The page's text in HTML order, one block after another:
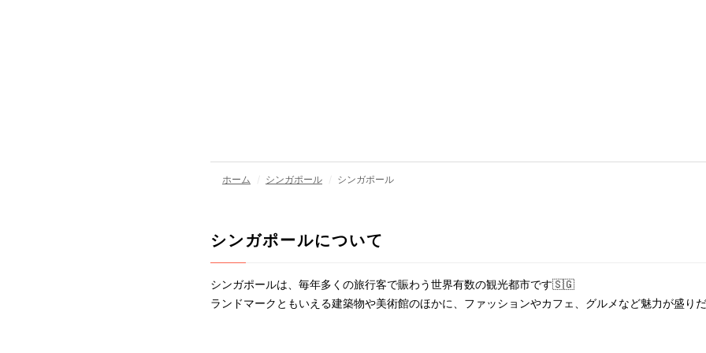
ホーム シンガポール シンガポール
シンガポールについて
シンガポールは、毎年多くの旅行客で賑わう世界有数の観光都市です🇸🇬
ランドマークともいえる建築物や美術館のほかに、ファッションやカフェ、グルメなど魅力が盛り